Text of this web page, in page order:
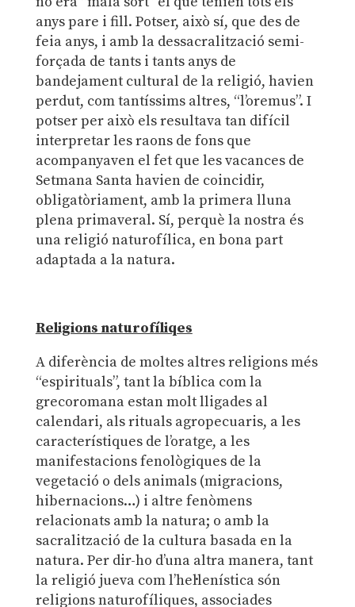
anys pare i fill. Potser, això sí, que des de
feia anys, i amb la dessacralització semi-
forçada de tants i tants anys de
bandejament cultural de la religió, havien
perdut, com tantíssims altres, “l’oremus”. I
potser per això els resultava tan difícil
interpretar les raons de fons que
acompanyaven el fet que les vacances de
Setmana Santa havien de coincidir,
obligatòriament, amb la primera lluna
plena primaveral. Sí, perquè la nostra és
una religió naturofílica, en bona part
adaptada a la natura.
Religions naturofíliqes
A diferència de moltes altres religions més
“espirituals”, tant la bíblica com la
grecoromana estan molt lligades al
calendari, als rituals agropecuaris, a les
característiques de l’oratge, a les
manifestacions fenològiques de la
vegetació o dels animals (migracions,
hibernacions…) i altre fenòmens
relacionats amb la natura; o amb la
sacralització de la cultura basada en la
natura. Per dir-ho d’una altra manera, tant
la religió jueva com l’hel·lenística són
religions naturofíliques, associades